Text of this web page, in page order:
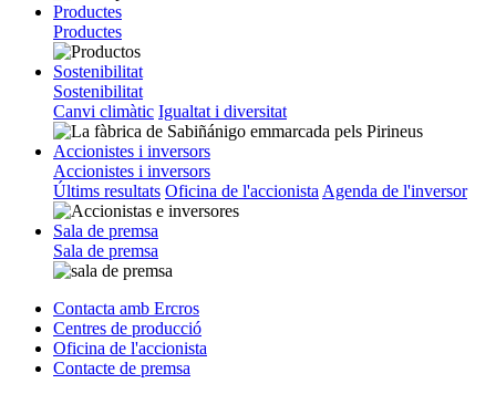
Productes
Productes
Sostenibilitat
Sostenibilitat
Canvi climàtic Igualtat i diversitat
Accionistes i inversors
Accionistes i inversors
Últims resultats Oficina de l'accionista Agenda de l'inversor
Sala de premsa
Sala de premsa
Contacta amb Ercros
Centres de producció
Oficina de l'accionista
Contacte de premsa